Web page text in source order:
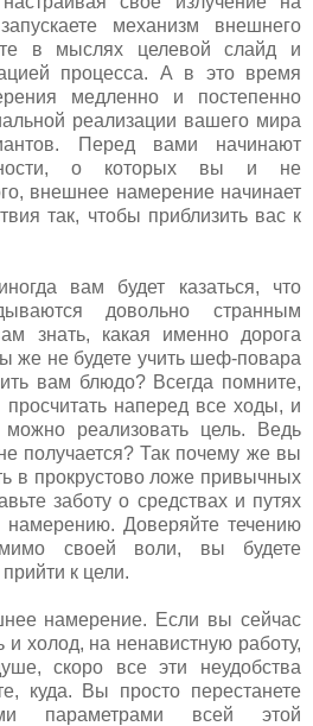
механизм внешнего
в мыслях целевой слайд и
процесса. А в это время
медленно и постепенно
реализации вашего мира
Перед вами начинают
о которых вы и не
внешнее намерение начинает
так, чтобы приблизить вас к
вам будет казаться, что
довольно странным
знать, какая именно дорога
же не будете учить шеф-повара
вам блюдо? Всегда помните,
наперед все ходы, и
реализовать цель. Ведь
получается? Так почему же вы
в прокрустово ложе привычных
заботу о средствах и путях
Доверяйте течению
своей воли, вы будете
к цели.
намерение. Если вы сейчас
и холод, на ненавистную работу,
скоро все эти неудобства
куда. Вы просто перестанете
параметрами всей этой